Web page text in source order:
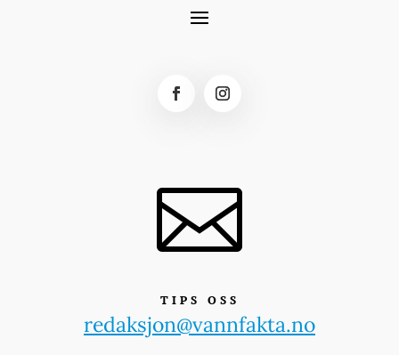

TIPS OSS
redaksjon@vannfakta.no